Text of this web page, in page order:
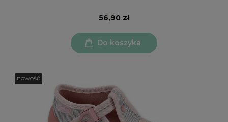
56,90 zł
Do koszyka
nowość